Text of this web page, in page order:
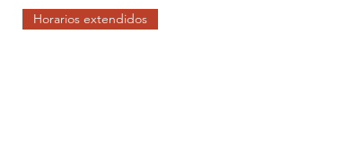
Horarios extendidos